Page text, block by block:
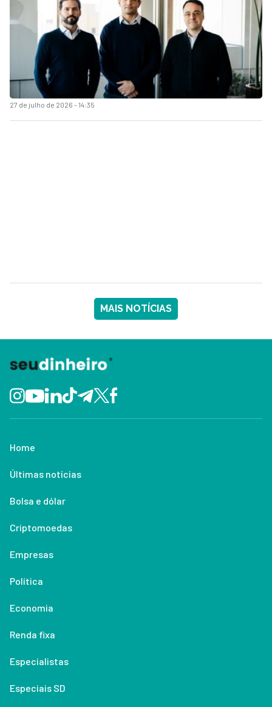
27 de julho de 2026 - 14:35
MAIS NOTÍCIAS
Home
Últimas notícias
Bolsa e dólar
Criptomoedas
Empresas
Política
Economia
Renda fixa
Especialistas
Especiais SD